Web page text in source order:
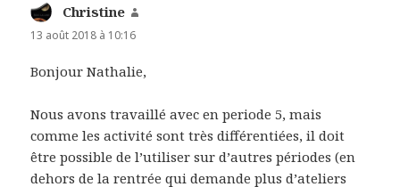
Christine
13 août 2018 à 10:16
Bonjour Nathalie,
Nous avons travaillé avec en periode 5, mais
comme les activité sont très différentiées, il doit
être possible de l’utiliser sur d’autres périodes (en
dehors de la rentrée qui demande plus d’ateliers